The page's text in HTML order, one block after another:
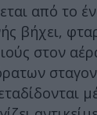
από το
βήχει,
ιούς στον